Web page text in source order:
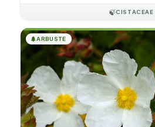
🍃CISTACEAE
🌲ARBUSTE